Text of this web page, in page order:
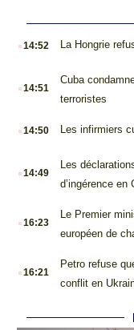
.14:52 La Hongrie
.14:51
Cuba
terroristes
.14:50 Les infirmiers
.14:49
Les
d’ingérence en
.16:23
Le Premier
européen de
.16:21
Petro refuse
conflit en